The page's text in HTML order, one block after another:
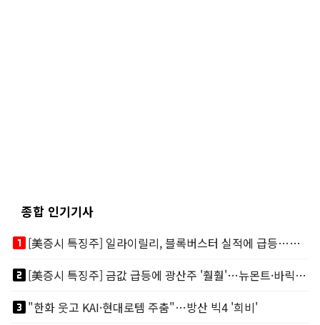
종합 인기기사
looks_one
[美증시 특징주] 일라이릴리, 블록버스터 실적에 급등…마운자로 매출 폭발
looks_two
[美증시 특징주] 금값 급등에 광산주 '훨훨'…뉴몬트·바릭마이닝 주도
looks_3"한화 웃고 KAI·현대로템 주춤"…방산 빅4 '희비'